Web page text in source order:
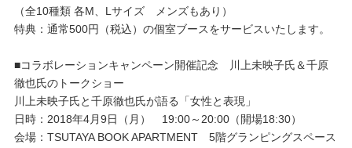
（全10種類 各M、Lサイズ メンズもあり）
特典：通常500円（税込）の個室ブースをサービスいたします。
■コラボレーションキャンペーン開催記念 川上未映子氏＆千原
徹也氏のトークショー
川上未映子氏と千原徹也氏が語る「女性と表現」
日時：2018年4月9日（月） 19:00～20:00（開場18:30）
会場：TSUTAYA BOOK APARTMENT 5階グランピングスペース